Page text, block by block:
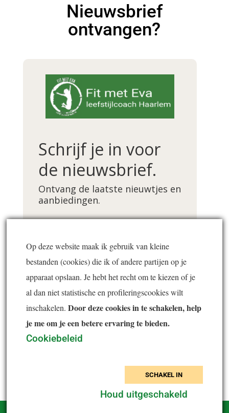
Nieuwsbrief
ontvangen?
Schrijf je in voor
de nieuwsbrief.
Ontvang de laatste nieuwtjes en
aanbiedingen.
E-mailadres *
Inschrijven
Op deze website maak ik gebruik van kleine
bestanden (cookies) die ik of andere partijen op je
apparaat opslaan. Je hebt het recht om te kiezen of je
al dan niet statistische en profileringscookies wilt
inschakelen.Door deze cookies in te schakelen, help
je me om je een betere ervaring te bieden.
Cookiebeleid
SCHAKEL IN
Houd uitgeschakeld